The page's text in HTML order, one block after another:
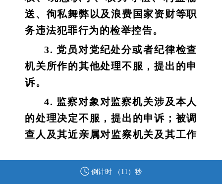
送、徇私舞弊以及浪费国家资财等职
务违法犯罪行为的检举控告。
3. 党员对党纪处分或者纪律检查
机关所作的其他处理不服，提出的申
诉。
4. 监察对象对监察机关涉及本人
的处理决定不服，提出的申诉；被调
查人及其近亲属对监察机关及其工作
法权益的行为，提出的申诉。
倒计时 （ 11 ）秒